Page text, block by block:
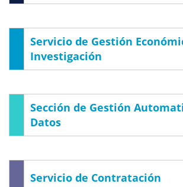
Servicio de Gestión
Investigación
Sección de Gestión
Datos
Servicio de Contratación